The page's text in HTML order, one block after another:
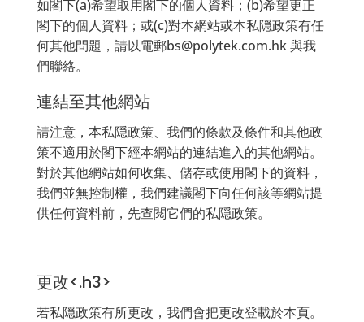
如閣下(a)希望取用閣下的個人資料；(b)希望更正
閣下的個人資料；或(c)對本網站或本私隠政策有任
何其他問題，請以電郵bs@polytek.com.hk 與我
們聯絡。
連結至其他網站
請注意，本私隠政策、我們的條款及條件和其他政
策不適用於閣下經本網站的連結進入的其他網站。
對於其他網站如何收集、儲存或使用閣下的資料，
我們並無控制權，我們建議閣下向任何該等網站提
供任何資料前，先查閱它們的私隠政策。
更改<.h3>
若私隠政策有所更改，我們會把更改登載於本頁。